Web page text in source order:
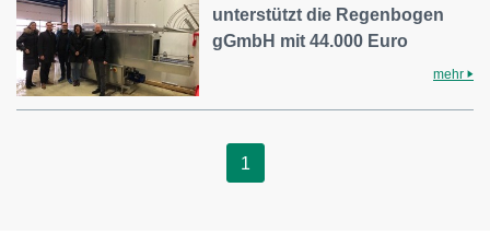
unterstützt die Regenbogen
gGmbH mit 44.000 Euro
mehr
1